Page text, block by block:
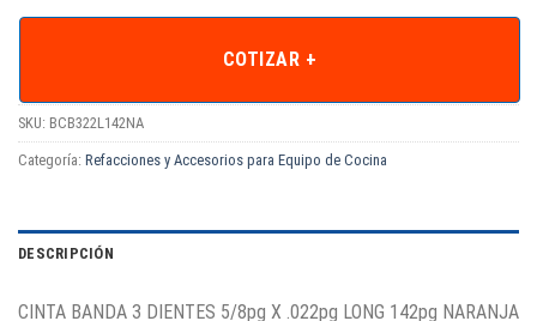
COTIZAR +
SKU: BCB322L142NA
Categoría: Refacciones y Accesorios para Equipo de Cocina
DESCRIPCIÓN
CINTA BANDA 3 DIENTES 5/8pg X .022pg LONG 142pg NARANJA